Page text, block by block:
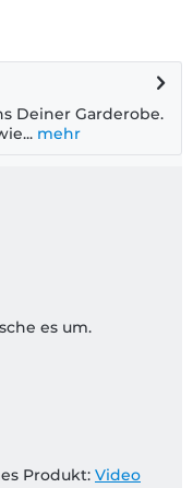
Deiner Garderobe.
mehr
es um.
Produkt: Video